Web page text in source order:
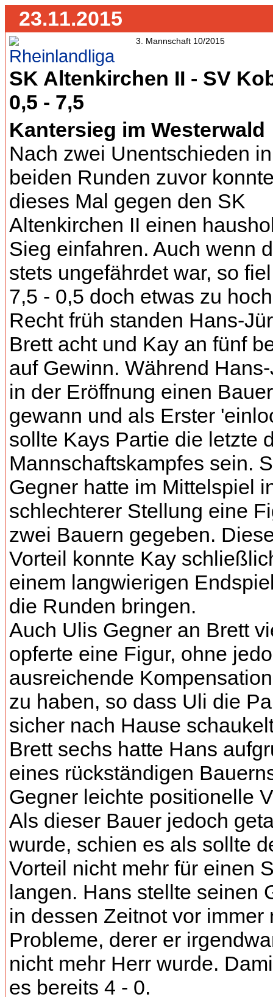
23.11.2015
Rheinlandliga
SK Altenkirchen II - SV
0,5 - 7,5
Kantersieg im Westerwald
Nach zwei Unentschieden
beiden Runden zuvor
dieses Mal gegen den SK
Altenkirchen II einen
Sieg einfahren. Auch wenn
stets ungefährdet war, so
7,5 - 0,5 doch etwas zu
Recht früh standen Hans-
Brett acht und Kay an fünf
auf Gewinn. Während
in der Eröffnung einen
gewann und als Erster
sollte Kays Partie die letzte
Mannschaftskampfes sein.
Gegner hatte im Mittelspiel
schlechterer Stellung eine
zwei Bauern gegeben.
Vorteil konnte Kay
einem langwierigen
die Runden bringen.
Auch Ulis Gegner an Brett
opferte eine Figur, ohne
ausreichende
zu haben, so dass Uli die
sicher nach Hause
Brett sechs hatte Hans
eines rückständigen
Gegner leichte positionelle
Als dieser Bauer jedoch
wurde, schien es als sollte
Vorteil nicht mehr für einen
langen. Hans stellte seinen
in dessen Zeitnot vor immer
Probleme, derer er
nicht mehr Herr wurde.
es bereits 4 - 0.